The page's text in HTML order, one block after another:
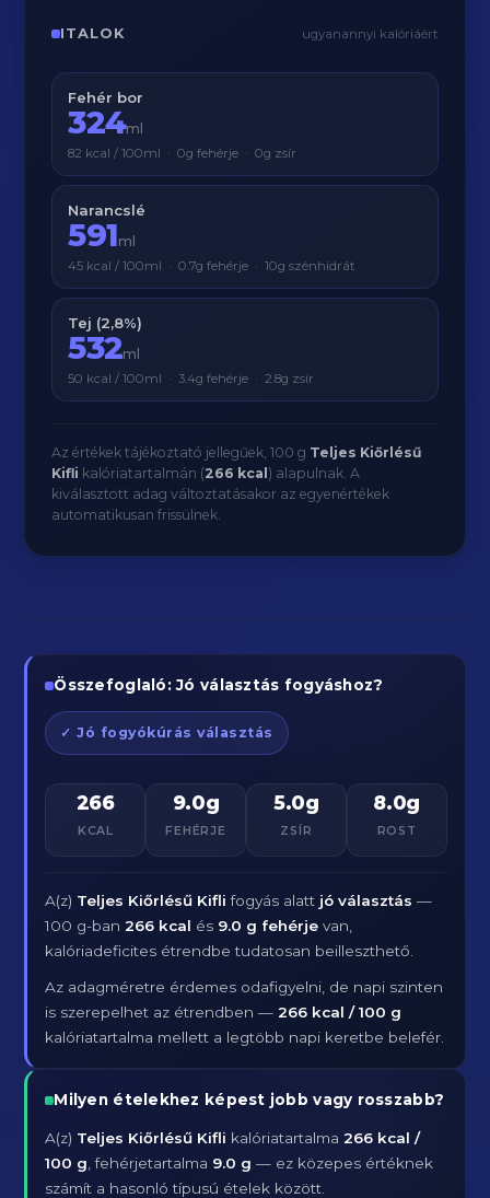
ITALOK ugyanannyi kalóriáért
Fehér bor
324ml
82 kcal / 100ml · 0g fehérje · 0g zsír
Narancslé
591ml
45 kcal / 100ml · 0.7g fehérje · 10g szénhidrát
Tej (2,8%)
532ml
50 kcal / 100ml · 3.4g fehérje · 2.8g zsír
Az értékek tájékoztató jellegűek, 100 g Teljes Kiőrlésű
Kifli kalóriatartalmán (266 kcal ) alapulnak. A
kiválasztott adag változtatásakor az egyenértékek
automatikusan frissülnek.
Összefoglaló: Jó választás fogyáshoz?
✓ Jó fogyókúrás választás
266
KCAL
9.0g
FEHÉRJE
5.0g
ZSÍR
8.0g
ROST
A(z) Teljes Kiőrlésű Kifli fogyás alatt jó választás —
100 g-ban266 kcal és 9.0 g fehérje van,
kalóriadeficites étrendbe tudatosan beilleszthető.
Az adagméretre érdemes odafigyelni, de napi szinten
is szerepelhet az étrendben —266 kcal / 100 g
kalóriatartalma mellett a legtöbb napi keretbe belefér.
Milyen ételekhez képest jobb vagy rosszabb?
A(z) Teljes Kiőrlésű Kifli kalóriatartalma 266 kcal /
100 g , fehérjetartalma 9.0 g — ez közepes értéknek
számít a hasonló típusú ételek között.